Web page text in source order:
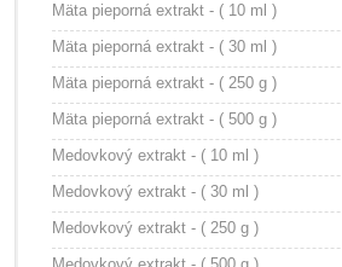
Mäta pieporná extrakt - ( 10 ml )
Mäta pieporná extrakt - ( 30 ml )
Mäta pieporná extrakt - ( 250 g )
Mäta pieporná extrakt - ( 500 g )
Medovkový extrakt - ( 10 ml )
Medovkový extrakt - ( 30 ml )
Medovkový extrakt - ( 250 g )